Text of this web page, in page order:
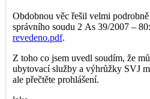
Obdobnou věc řešil velmi
správního soudu 2 As 39/2007 – 80:
revedeno.pdf.
Z toho co jsem uvedl soudím, že
ubytovací služby a výhrůžky SVJ
ale přečtěte prohlášení.